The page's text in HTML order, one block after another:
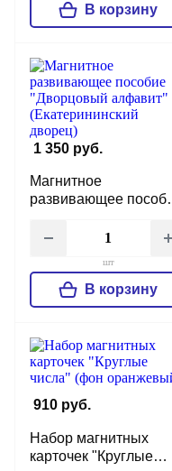
В корзину
1 350 руб.
Магнитное
развивающее
(Екатерининский
В корзину
шт
910 руб.
Набор магнитных
карточек "Круглые